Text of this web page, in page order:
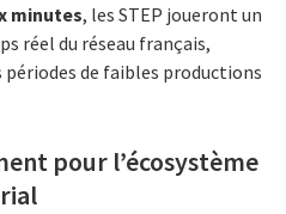
minutes, les STEP joueront un
réel du réseau français,
de faibles productions
pour l’écosystème